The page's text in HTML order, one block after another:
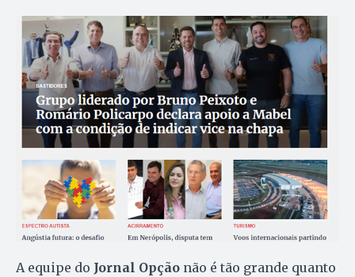
A equipe do Jornal Opção não é tão grande quanto